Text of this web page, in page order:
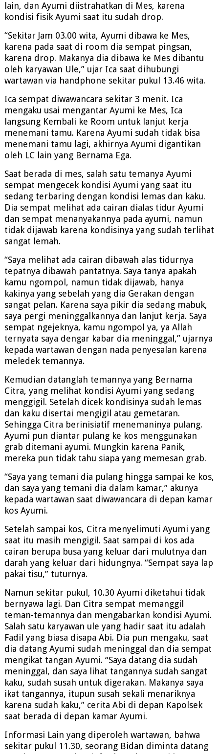
lain, dan Ayumi diistrahatkan di Mes, karena
kondisi fisik Ayumi saat itu sudah drop.
“Sekitar Jam 03.00 wita, Ayumi dibawa ke Mes,
karena pada saat di room dia sempat pingsan,
karena drop. Makanya dia dibawa ke Mes dibantu
oleh karyawan Ule,” ujar Ica saat dihubungi
wartawan via handphone sekitar pukul 13.46 wita.
Ica sempat diwawancara sekitar 3 menit. Ica
mengaku usai mengantar Ayumi ke Mes, Ica
langsung Kembali ke Room untuk lanjut kerja
menemani tamu. Karena Ayumi sudah tidak bisa
menemani tamu lagi, akhirnya Ayumi digantikan
oleh LC lain yang Bernama Ega.
Saat berada di mes, salah satu temanya Ayumi
sempat mengecek kondisi Ayumi yang saat itu
sedang terbaring dengan kondisi lemas dan kaku.
Dia sempat melihat ada cairan dialas tidur Ayumi
dan sempat menanyakannya pada ayumi, namun
tidak dijawab karena kondisinya yang sudah terlihat
sangat lemah.
“Saya melihat ada cairan dibawah alas tidurnya
tepatnya dibawah pantatnya. Saya tanya apakah
kamu ngompol, namun tidak dijawab, hanya
kakinya yang sebelah yang dia Gerakan dengan
sangat pelan. Karena saya pikir dia sedang mabuk,
saya pergi meninggalkannya dan lanjut kerja. Saya
sempat ngejeknya, kamu ngompol ya, ya Allah
ternyata saya dengar kabar dia meninggal,” ujarnya
kepada wartawan dengan nada penyesalan karena
meledek temannya.
Kemudian datanglah temannya yang Bernama
Citra, yang melihat kondisi Ayumi yang sedang
menggigil. Setelah dicek kondisinya sudah lemas
dan kaku disertai mengigil atau gemetaran.
Sehingga Citra berinisiatif menemaninya pulang.
Ayumi pun diantar pulang ke kos menggunakan
grab ditemani ayumi. Mungkin karena Panik,
mereka pun tidak tahu siapa yang memesan grab.
“Saya yang temani dia pulang hingga sampai ke kos,
dan saya yang temani dia dalam kamar,” akunya
kepada wartawan saat diwawancara di depan kamar
kos Ayumi.
Setelah sampai kos, Citra menyelimuti Ayumi yang
saat itu masih mengigil. Saat sampai di kos ada
cairan berupa busa yang keluar dari mulutnya dan
darah yang keluar dari hidungnya. “Sempat saya lap
pakai tisu,” tuturnya.
Namun sekitar pukul, 10.30 Ayumi diketahui tidak
bernyawa lagi. Dan Citra sempat memanggil
teman-temannya dan mengabarkan kondisi Ayumi.
Salah satu karyawan ule yang hadir saat itu adalah
Fadil yang biasa disapa Abi. Dia pun mengaku, saat
dia datang Ayumi sudah meninggal dan dia sempat
mengikat tangan Ayumi. “Saya datang dia sudah
meninggal, dan saya lihat tangannya sudah sangat
kaku, sudah susah untuk digerakan. Makanya saya
ikat tangannya, itupun susah sekali menariknya
karena sudah kaku,” cerita Abi di depan Kapolsek
saat berada di depan kamar Ayumi.
Informasi Lain yang diperoleh wartawan, bahwa
sekitar pukul 11.30, seorang Bidan diminta datang